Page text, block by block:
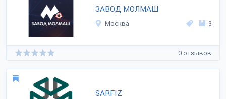
ЗАВОД МОЛМАШ
Москва 3
0 отзывов
SARFIZ